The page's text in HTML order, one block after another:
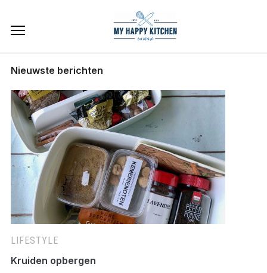
Nieuwste berichten
LIFESTYLE
Kruiden opbergen